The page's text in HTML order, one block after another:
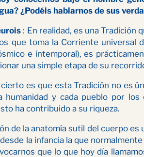
¿Podéis hablarnos de sus
: En realidad, es una Tradición
que toma la Corriente universal
e intemporal), es
una simple etapa de su
es que esta Tradición no es
humanidad y cada pueblo por
ha contribuido a su riqueza.
de la anatomía sutil del cuerpo
la infancia la que
que lo que hoy día